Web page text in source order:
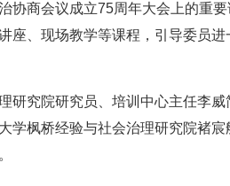
协商会议成立75周年大会上的重
座、现场教学等课程，引导委员
研究院研究员、培训中心主任李
学枫桥经验与社会治理研究院褚